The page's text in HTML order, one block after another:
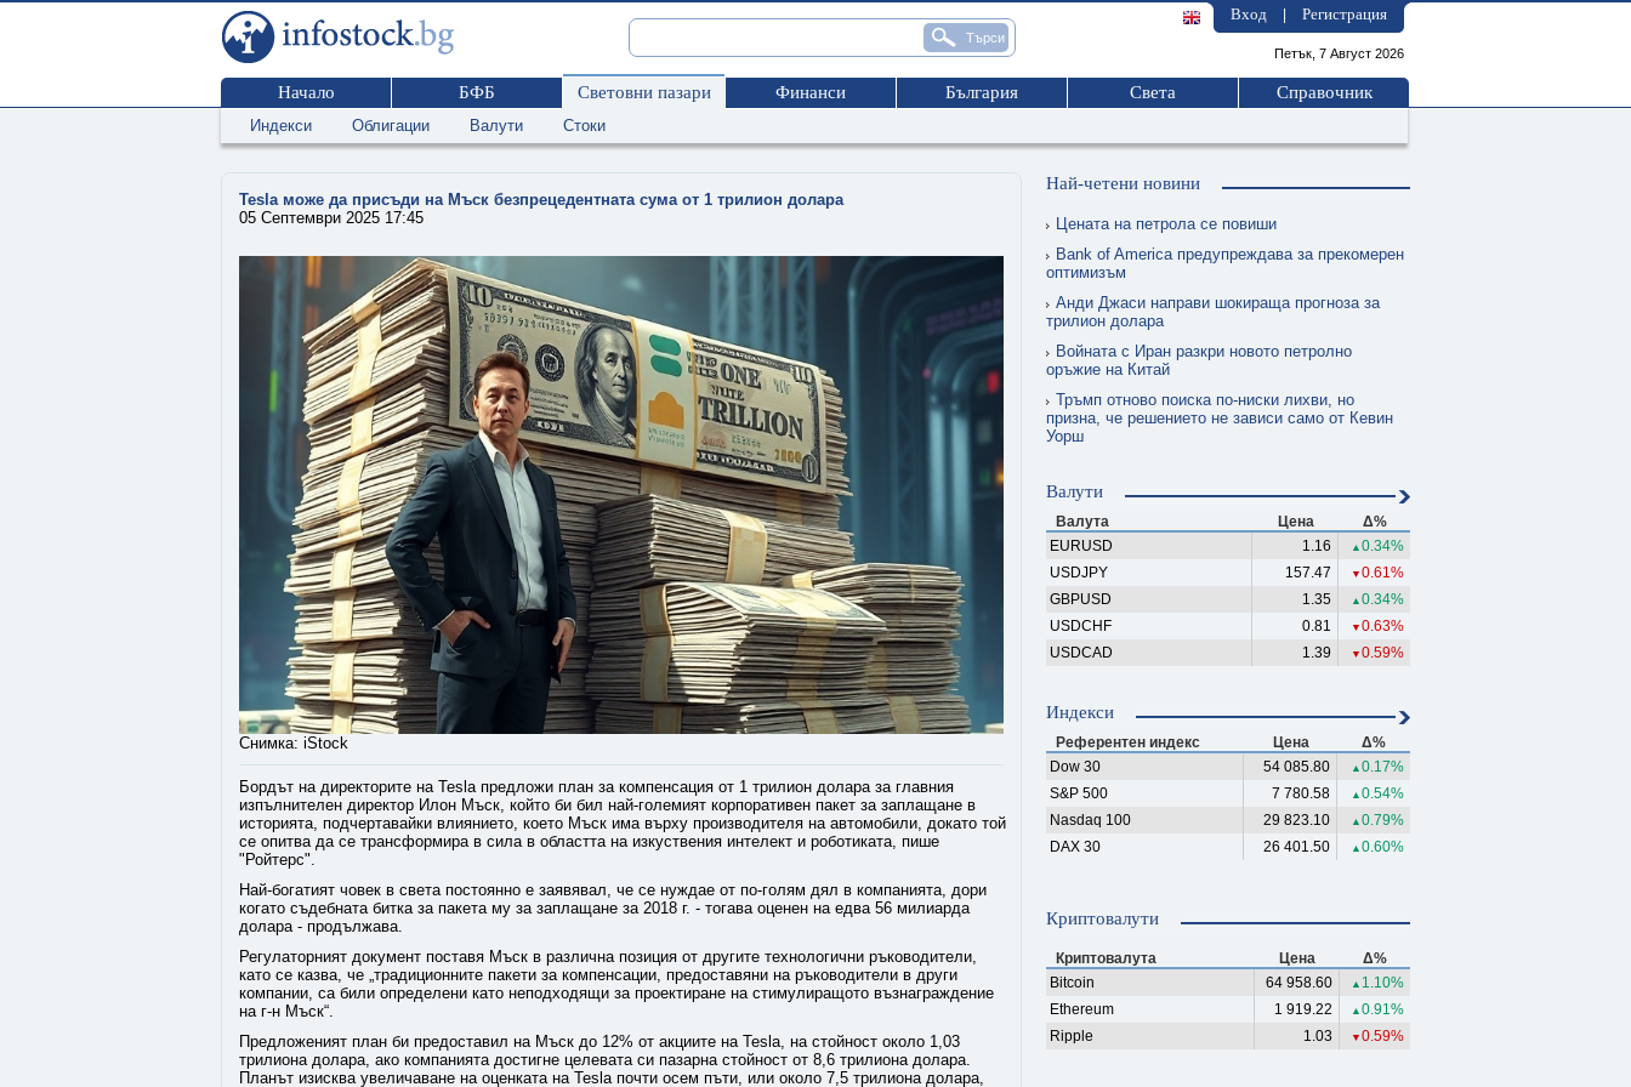
Вход Регистрация
Петък, 7 Август 2026
Начало БФБ Световни пазари Финанси България Света Справочник
Индекси Облигации Валути Стоки
Tesla може да присъди на Мъск безпрецедентната сума от 1 трилион долара
05 Септември 2025 17:45
Снимка: iStock
Бордът на директорите на Tesla предложи план за компенсация от 1 трилион долара за главния
изпълнителен директор Илон Мъск, който би бил най-големият корпоративен пакет за заплащане в
историята, подчертавайки влиянието, което Мъск има върху производителя на автомобили, докато той
се опитва да се трансформира в сила в областта на изкуствения интелект и роботиката, пише
"Ройтерс".
Най-богатият човек в света постоянно е заявявал, че се нуждае от по-голям дял в компанията, дори
когато съдебната битка за пакета му за заплащане за 2018 г. - тогава оценен на едва 56 милиарда
долара - продължава.
Регулаторният документ поставя Мъск в различна позиция от другите технологични ръководители,
като се казва, че „традиционните пакети за компенсации, предоставяни на ръководители в други
компании, са били определени като неподходящи за проектиране на стимулиращото възнаграждение
на г-н Мъск“.
Предложеният план би предоставил на Мъск до 12% от акциите на Tesla, на стойност около 1,03
трилиона долара, ако компанията достигне целевата си пазарна стойност от 8,6 трилиона долара.
Планът изисква увеличаване на оценката на Tesla почти осем пъти, или около 7,5 трилиона долара,
Най-четени новини
Цената на петрола се повиши
Bank of America предупреждава за прекомерен
оптимизъм
Анди Джаси направи шокираща прогноза за
трилион долара
Войната с Иран разкри новото петролно
оръжие на Китай
Тръмп отново поиска по-ниски лихви, но
призна, че решението не зависи само от Кевин
Уорш
Валути
Валута Цена
Δ%
EURUSD
1.16 ▲ 0.34%
USDJPY
157.47 ▼ 0.61%
GBPUSD
1.35 ▲ 0.34%
USDCHF
0.81 ▼ 0.63%
USDCAD
1.39 ▼ 0.59%
Индекси
Референтен индекс Цена
Δ%
Dow 30
54 085.80 ▲ 0.17%
S&P 500
7 780.58 ▲ 0.54%
Nasdaq 100
29 823.10 ▲ 0.79%
DAX 30
26 401.50 ▲ 0.60%
Криптовалути
Криптовалута Цена
Δ%
Bitcoin
64 958.60 ▲ 1.10%
Ethereum
1 919.22 ▲ 0.91%
Ripple
1.03 ▼ 0.59%